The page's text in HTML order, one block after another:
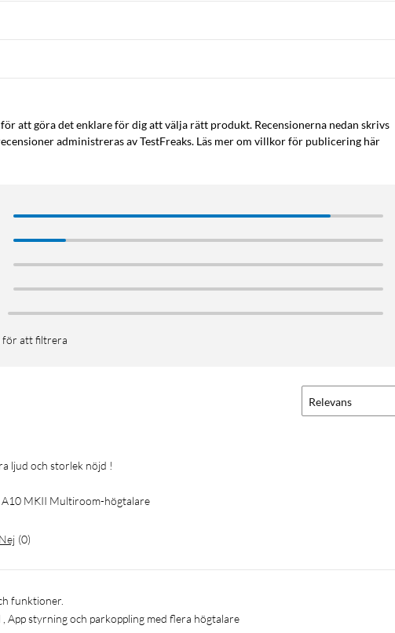
att göra det enklare för dig att välja rätt produkt. Recensionerna nedan skrivs
administreras av TestFreaks. Läs mer om villkor för publicering här
för att filtrera
Relevans
ljud och storlek nöjd !
MKII Multiroom-högtalare
Nej (0)
funktioner.
App styrning och parkoppling med flera högtalare